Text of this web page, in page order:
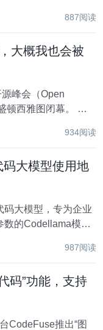
导者的调查，截
887阅读
大概我也会被
峰会（Open
顿西雅图闭幕。 会
934阅读
大模型使用地
码大模型，专为企业
数的Codellama模
码，提升维护成
987阅读
码”功能，支持
CodeFuse推出“图